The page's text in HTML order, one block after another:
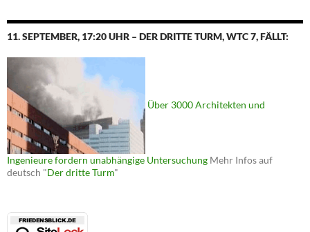
11. SEPTEMBER, 17:20 UHR – DER DRITTE TURM, WTC 7, FÄLLT:
Über 3000 Architekten und
Ingenieure fordern unabhängige Untersuchung Mehr Infos auf
deutsch "Der dritte Turm"